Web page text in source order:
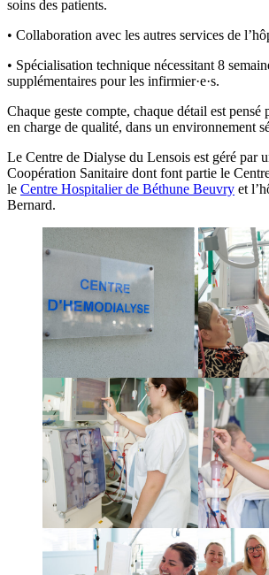
soins des patients.
• Collaboration avec les autres services de
• Spécialisation technique nécessitant 8
supplémentaires pour les infirmier·e·s.
Chaque geste compte, chaque détail est
en charge de qualité, dans un environnement
Le Centre de Dialyse du Lensois est géré par
Coopération Sanitaire dont font partie le
le Centre Hospitalier de Béthune Beuvry et
Bernard.